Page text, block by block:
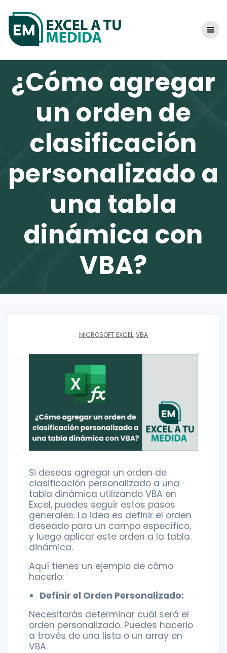
content
¿Cómo agregar
un orden de
clasificación
personalizado a
una tabla
dinámica con
VBA?
MICROSOFT EXCEL,VBA
Si deseas agregar un orden de
clasificación personalizado a una
tabla dinámica utilizando VBA en
Excel, puedes seguir estos pasos
generales. La idea es definir el orden
deseado para un campo específico,
y luego aplicar este orden a la tabla
dinámica.
Aquí tienes un ejemplo de cómo
hacerlo:
Definir el Orden Personalizado:
Necesitarás determinar cuál será el
orden personalizado. Puedes hacerlo
a través de una lista o un array en
VBA.